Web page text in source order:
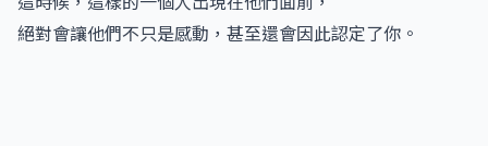
絕對會讓他們不只是感動，甚至還會因此認定了你。